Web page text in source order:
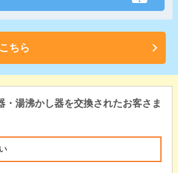
ちら
・湯沸かし器を交換されたお客さま